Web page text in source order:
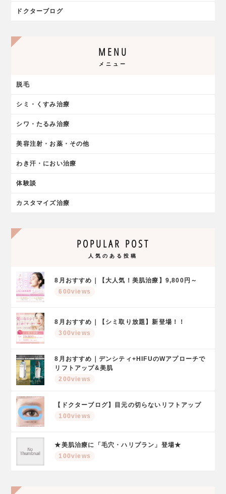
ドクターブログ
MENU
メニュー
脱毛
シミ・くすみ治療
シワ・たるみ治療
美容注射・お薬・その他
わき汗・におい治療
体験談
カスタマイズ治療
POPULAR POST
人気のある投稿
8月おすすめ｜【大人気！美肌治療】9,800円～
600views
8月おすすめ｜【シミ取り放題】新登場！！
300views
8月おすすめ｜デンシティ+HIFUのWアプローチで
リフトアップ&美肌
200views
【ドクターブログ】目元の切らないリフトアップ
100views
★美肌治療に「毛穴・ハリプラン」登場★
100views